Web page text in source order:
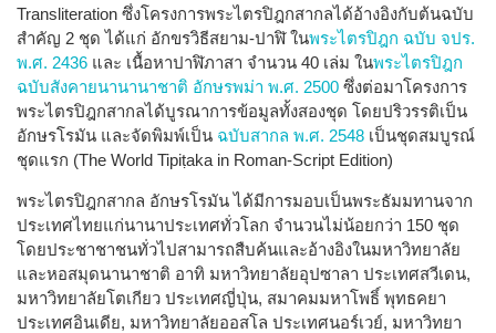
Transliteration ซึ่งโครงการพระไตรปิฎกสากลได้อ้างอิงกับต้นฉบับ
สำคัญ 2 ชุด ได้แก่ อักขรวิธีสยาม-ปาฬิ ในพระไตรปิฎก ฉบับ จปร.
พ.ศ. 2436 และ เนื้อหาปาฬิภาสา จำนวน 40 เล่ม ในพระไตรปิฎก
ฉบับสังคายนานานาชาติ อักษรพม่า พ.ศ. 2500 ซึ่งต่อมาโครงการ
พระไตรปิฎกสากลได้บูรณาการข้อมูลทั้งสองชุด โดยปริวรรติเป็น
อักษรโรมัน และจัดพิมพ์เป็น ฉบับสากล พ.ศ. 2548 เป็นชุดสมบูรณ์
ชุดแรก (The World Tipiṭaka in Roman-Script Edition)
พระไตรปิฎกสากล อักษรโรมัน ได้มีการมอบเป็นพระธัมมทานจาก
ประเทศไทยแก่นานาประเทศทั่วโลก จำนวนไม่น้อยกว่า 150 ชุด
โดยประชาชาชนทั่วไปสามารถสืบค้นและอ้างอิงในมหาวิทยาลัย
และหอสมุดนานาชาติ อาทิ มหาวิทยาลัยอุปซาลา ประเทศสวีเดน,
มหาวิทยาลัยโตเกียว ประเทศญี่ปุ่น, สมาคมมหาโพธิ์ พุทธคยา
ประเทศอินเดีย, มหาวิทยาลัยออสโล ประเทศนอร์เวย์, มหาวิทยา